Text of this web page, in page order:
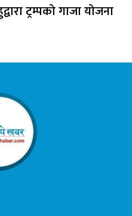
ट्रम्पको गाजा योजना